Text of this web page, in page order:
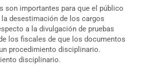
son importantes para que el público
desestimación de los cargos
a la divulgación de pruebas
los fiscales de que los documentos
procedimiento disciplinario.
disciplinario.